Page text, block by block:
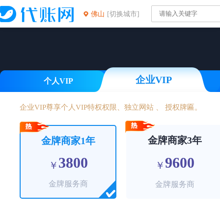
佛山 [切换城市]
个人VIP 企业VIP
企业VIP尊享个人VIP特权权限、独立网站 、 授权牌匾。
金牌商家1年
￥ 3800
金牌服务商
金牌商家3年
￥9600
金牌服务商